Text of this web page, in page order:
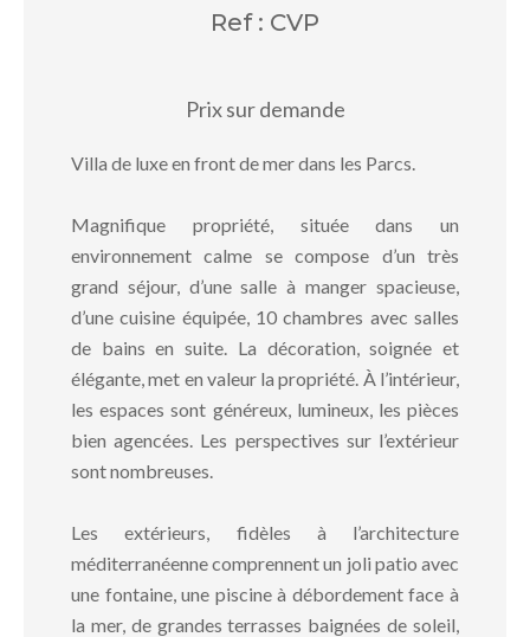
Ref : CVP
Prix sur demande
Villa de luxe en front de mer dans les Parcs.
Magnifique propriété, située dans un
environnement calme se compose d’un très
grand séjour, d’une salle à manger spacieuse,
d’une cuisine équipée, 10 chambres avec salles
de bains en suite. La décoration, soignée et
élégante, met en valeur la propriété. À l’intérieur,
les espaces sont généreux, lumineux, les pièces
bien agencées. Les perspectives sur l’extérieur
sont nombreuses.
Les extérieurs, fidèles à l’architecture
méditerranéenne comprennent un joli patio avec
une fontaine, une piscine à débordement face à
la mer, de grandes terrasses baignées de soleil,